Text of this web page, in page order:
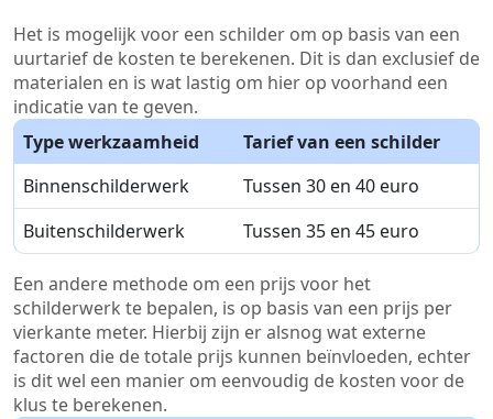
Het is mogelijk voor een schilder om op basis van een
uurtarief de kosten te berekenen. Dit is dan exclusief de
materialen en is wat lastig om hier op voorhand een
indicatie van te geven.
Type werkzaamheid
Tarief van een schilder
Binnenschilderwerk
Tussen 30 en 40 euro
Buitenschilderwerk
Tussen 35 en 45 euro
Een andere methode om een prijs voor het
schilderwerk te bepalen, is op basis van een prijs per
vierkante meter. Hierbij zijn er alsnog wat externe
factoren die de totale prijs kunnen beïnvloeden, echter
is dit wel een manier om eenvoudig de kosten voor de
klus te berekenen.